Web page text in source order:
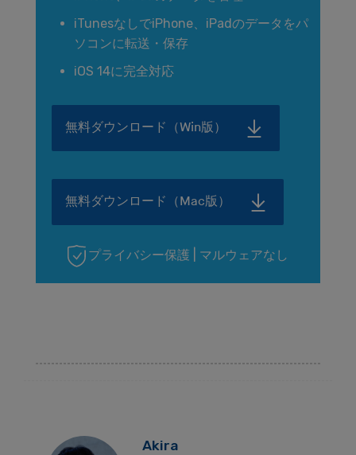
iTunesなしでiPhone、iPadのデータをパ
ソコンに転送・保存
iOS 14に完全対応
無料ダウンロード（Win版）
無料ダウンロード（Mac版）
プライバシー保護 | マルウェアなし
Akira